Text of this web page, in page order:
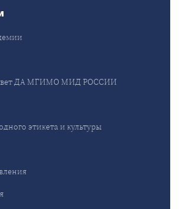
ДА МГИМО МИД РОССИИ
этикета и культуры